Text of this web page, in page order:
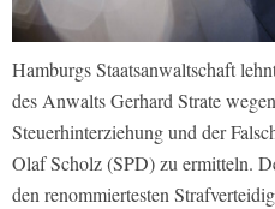
Hamburgs Staatsanwaltschaft
des Anwalts Gerhard Strate
Steuerhinterziehung und der
Olaf Scholz (SPD) zu ermitteln.
den renommiertesten